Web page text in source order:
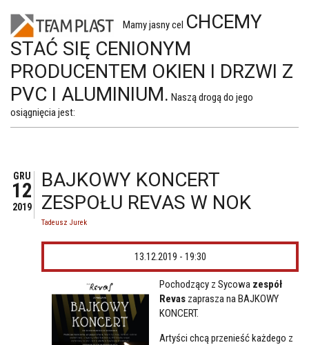
Mamy jasny cel CHCEMY
STAĆ SIĘ CENIONYM
PRODUCENTEM OKIEN I DRZWI Z
PVC I ALUMINIUM. Naszą drogą do jego
osiągnięcia jest:
GRU
12
2019
BAJKOWY KONCERT
ZESPOŁU REVAS W NOK
Tadeusz Jurek
13.12.2019 - 19:30
Pochodzący z Sycowa zespół
Revas zaprasza na BAJKOWY
KONCERT.
Artyści chcą przenieść każdego z